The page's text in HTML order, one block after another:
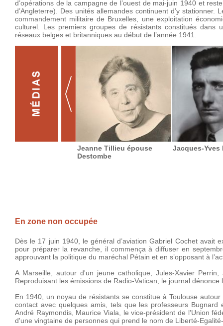
d’opérations de la campagne de l’ouest de mai-juin 1940 et
d’Angleterre). Des unités allemandes continuent d’y
commandement militaire de Bruxelles, une exploitation
culturel. Les premiers groupes de résistants constitués dans
réseaux belges et britanniques au début de l’année 1941.
Jeanne Tillieu épouse
Destombe
Jacques-Yves
En zone non occupée
Dès le 17 juin 1940, le général d’aviation Gabriel Cochet avait
pour préparer la revanche, il commença à diffuser en
approuvant la politique du maréchal Pétain et en s’opposant à
A Marseille, autour d'un jeune catholique, Jules-Xavier
Reproduisant les émissions de Radio-Vatican, le journal
En 1940, un noyau de résistants se constitue à Toulouse
contact avec quelques amis, tels que les professeurs
André Raymondis, Maurice Viala, le vice-président de l'Union
d'une vingtaine de personnes qui prend le nom de Liberté-